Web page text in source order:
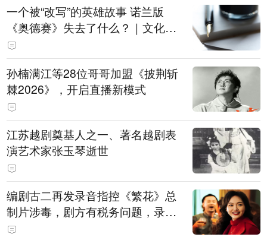
一个被“改写”的英雄故事 诺兰版
《奥德赛》失去了什么？｜文化观
察
孙楠满江等28位哥哥加盟《披荆斩
棘2026》，开启直播新模式
江苏越剧奠基人之一、著名越剧表
演艺术家张玉琴逝世
编剧古二再发录音指控《繁花》总
制片涉毒，剧方有税务问题，录音
中王家卫称“一点够了，要不然又要